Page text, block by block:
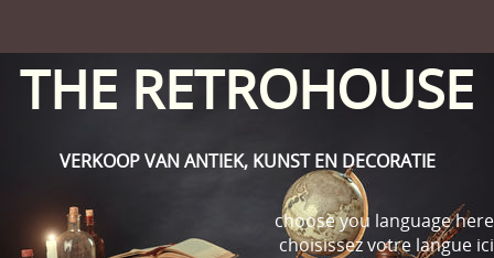
THE RETROHOUSE
VERKOOP VAN ANTIEK, KUNST EN DECORATIE
choose you language here
choisissez votre langue ici